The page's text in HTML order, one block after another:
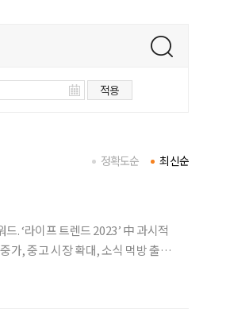
적용
최신순
정확도순
시적